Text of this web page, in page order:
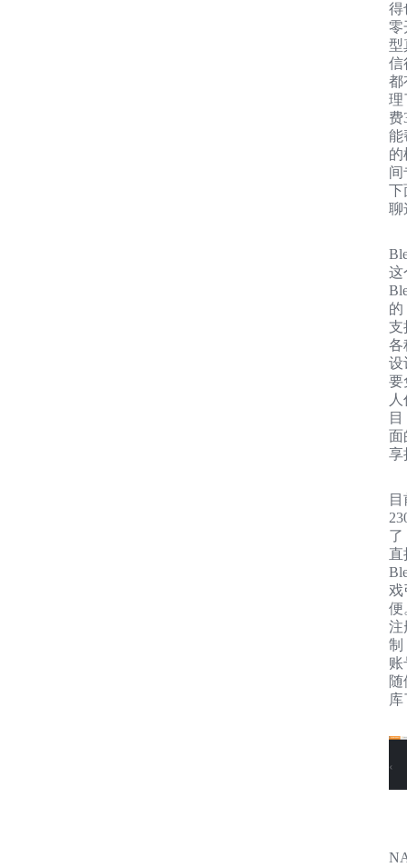
得
零
型
信
都
理
费
能
的
间
下
聊
这
的
支
各
设
要
面
享
了
直
戏
便
注
制
账
库